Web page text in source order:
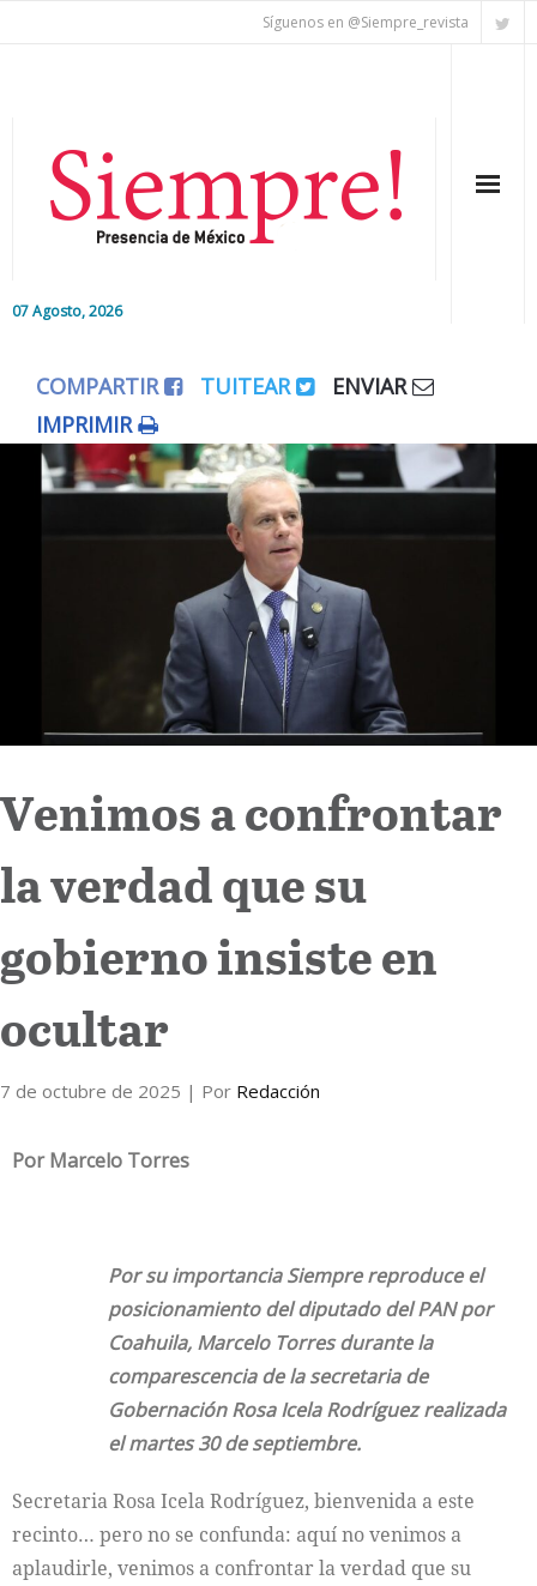
Síguenos en @Siempre_revista
07 Agosto, 2026
Editorial
Nacional
COMPARTIR TUITEAR
ENVIAR
IMPRIMIR
Venimos a confrontar
la verdad que su
gobierno insiste en
ocultar
7 de octubre de 2025 | Por Redacción
Por Marcelo Torres
Por su importancia Siempre reproduce el
posicionamiento del diputado del PAN por
Coahuila, Marcelo Torres durante la
comparescencia de la secretaria de
Gobernación Rosa Icela Rodríguez realizada
el martes 30 de septiembre.
Secretaria Rosa Icela Rodríguez, bienvenida a este
recinto… pero no se confunda: aquí no venimos a
aplaudirle, venimos a confrontar la verdad que su